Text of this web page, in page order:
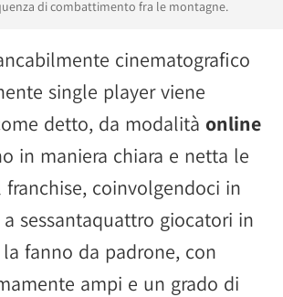
di combattimento fra le montagne.
cinematografico
single player viene
detto, da modalità online
in maniera chiara e netta le
coinvolgendoci in
sessantaquattro giocatori in
fanno da padrone, con
ampi e un grado di